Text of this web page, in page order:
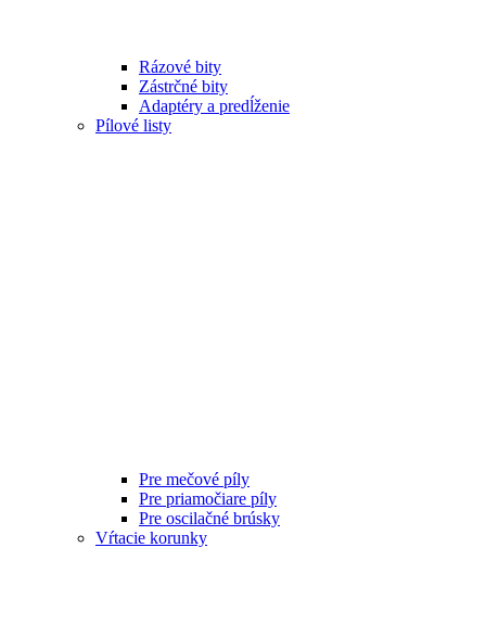
Rázové bity
Zástrčné bity
Adaptéry a predĺženie
Pílové listy
Pre mečové píly
Pre priamočiare píly
Pre oscilačné brúsky
Vŕtacie korunky